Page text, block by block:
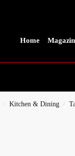
Home
/ Kitchen & Dining /